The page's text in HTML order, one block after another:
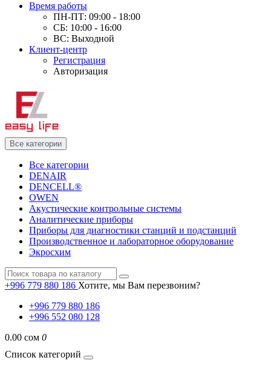
Время работы
ПН-ПТ: 09:00 - 18:00
СБ: 10:00 - 16:00
ВС: Выходной
Клиент-центр
Регистрация
Авторизация
Все категории
Все категории
DENAIR
DENCELL®
OWEN
Акустические контрольные системы
Аналитические приборы
Приборы для диагностики станций и подстанций
Производственное и лабораторное оборудование
Экросхим
+996 779 880 186 Хотите, мы Вам перезвоним?
+996 779 880 186
+996 552 080 128
0.00 сом 0
Список категорий